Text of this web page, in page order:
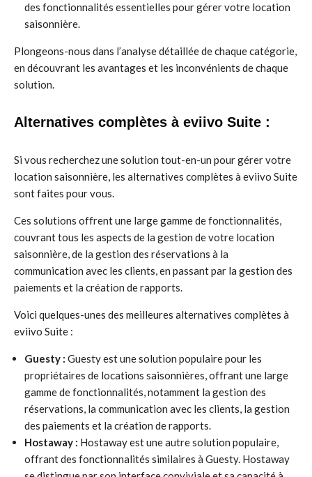
des fonctionnalités essentielles pour gérer votre location
saisonnière.
Plongeons-nous dans l’analyse détaillée de chaque catégorie,
en découvrant les avantages et les inconvénients de chaque
solution.
Alternatives complètes à eviivo Suite :
Si vous recherchez une solution tout-en-un pour gérer votre
location saisonnière, les alternatives complètes à eviivo Suite
sont faites pour vous.
Ces solutions offrent une large gamme de fonctionnalités,
couvrant tous les aspects de la gestion de votre location
saisonnière, de la gestion des réservations à la
communication avec les clients, en passant par la gestion des
paiements et la création de rapports.
Voici quelques-unes des meilleures alternatives complètes à
eviivo Suite :
Guesty : Guesty est une solution populaire pour les
propriétaires de locations saisonnières, offrant une large
gamme de fonctionnalités, notamment la gestion des
réservations, la communication avec les clients, la gestion
des paiements et la création de rapports.
Hostaway : Hostaway est une autre solution populaire,
offrant des fonctionnalités similaires à Guesty. Hostaway